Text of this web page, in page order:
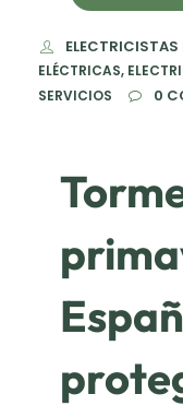
ELÉCTRICAS,
SERVICIOS
0